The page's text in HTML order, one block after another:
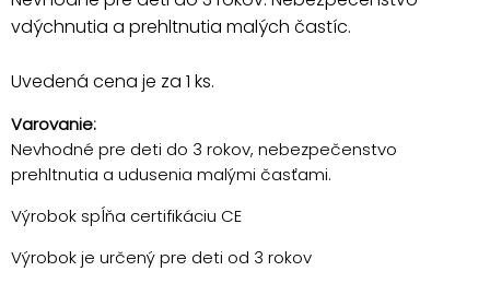
vdýchnutia a prehltnutia malých častíc.
Uvedená cena je za 1 ks.
Varovanie:
Nevhodné pre deti do 3 rokov, nebezpečenstvo
prehltnutia a udusenia malými časťami.
Výrobok spĺňa certifikáciu CE
Výrobok je určený pre deti od 3 rokov